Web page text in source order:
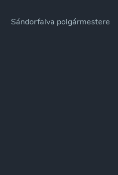
Sándorfalva polgármestere